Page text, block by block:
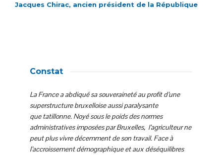
Jacques Chirac, ancien président de la République
Constat
La France a abdiqué sa souveraineté au profit d’une
superstructure bruxelloise aussi paralysante
que tatillonne. Noyé sous le poids des normes
administratives imposées par Bruxelles, l’agriculteur ne
peut plus vivre décemment de son travail. Face à
l’accroissement démographique et aux déséquilibres